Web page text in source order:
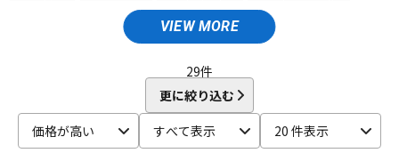
DTM オンライン納品 レコーディング機器
VIEW MORE
ART ARTRIG
audio-technica AUDIX AURATONE
BEHRINGER
Brauner
Bricasti Design
CANARE
CaTeFo Chandler Coil Audio
Conisis
Cranborne Audio
CROXS CURRENT CUSTOM TRY
29件
更に絞り込む
価格が高い
すべて表示 20 件表示